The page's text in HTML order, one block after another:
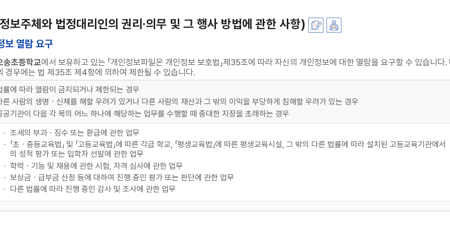
보주체와 법정대리인의 권리·의무 및 그 행사 방법에 관한 사항)
보 열람 요구
송초등학교에서 보유하고 있는 「개인정보파일은 개인정보 보호법」제35조에 따라 자신의 개인정보에 대한 열람을 요구할 수 있습니다.
경우에는 법 제35조 제4항에 의하여 제한될 수 있습니다.
률에 따라 열람이 금지되거나 제한되는 경우
른 사람의 생명ㆍ신체를 해할 우려가 있거나 다른 사람의 재산과 그 밖의 이익을 부당하게 침해할 우려가 있는 경우
공기관이 다음 각 목의 어느 하나에 해당하는 업무를 수행할 때 중대한 지장을 초래하는 경우
조세의 부과ㆍ징수 또는 환급에 관한 업무
「초ㆍ중등교육법」 및 「고등교육법」에 따른 각급 학교, 「평생교육법」에 따른 평생교육시설, 그 밖의 다른 법률에 따라 설치된 고등교육기관에서
의 성적 평가 또는 입학자 선발에 관한 업무
학력ㆍ기능 및 채용에 관한 시험, 자격 심사에 관한 업무
보상금ㆍ급부금 산정 등에 대하여 진행 중인 평가 또는 판단에 관한 업무
다른 법률에 따라 진행 중인 감사 및 조사에 관한 업무